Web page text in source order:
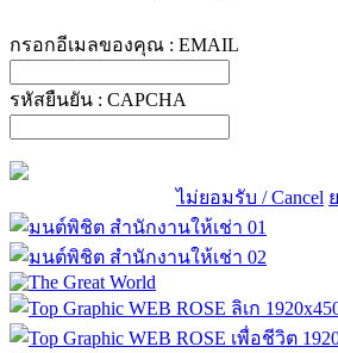
กรอกอีเมลของคุณ : EMAIL
รหัสยืนยัน : CAPCHA
ไม่ยอมรับ / Cancel